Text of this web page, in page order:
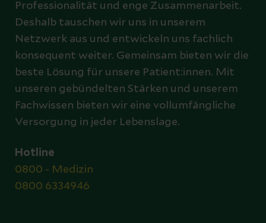
Professionalität und enge Zusammenarbeit.
Deshalb tauschen wir uns in unserem
Netzwerk aus und entwickeln uns fachlich
konsequent weiter. Gemeinsam bieten wir die
beste Lösung für unsere Patient:innen. Mit
unseren gebündelten Stärken und unserem
Fachwissen bieten wir eine vollumfängliche
Versorgung in jeder Lebenslage.
Hotline
0800 - Medizin
0800 6334946